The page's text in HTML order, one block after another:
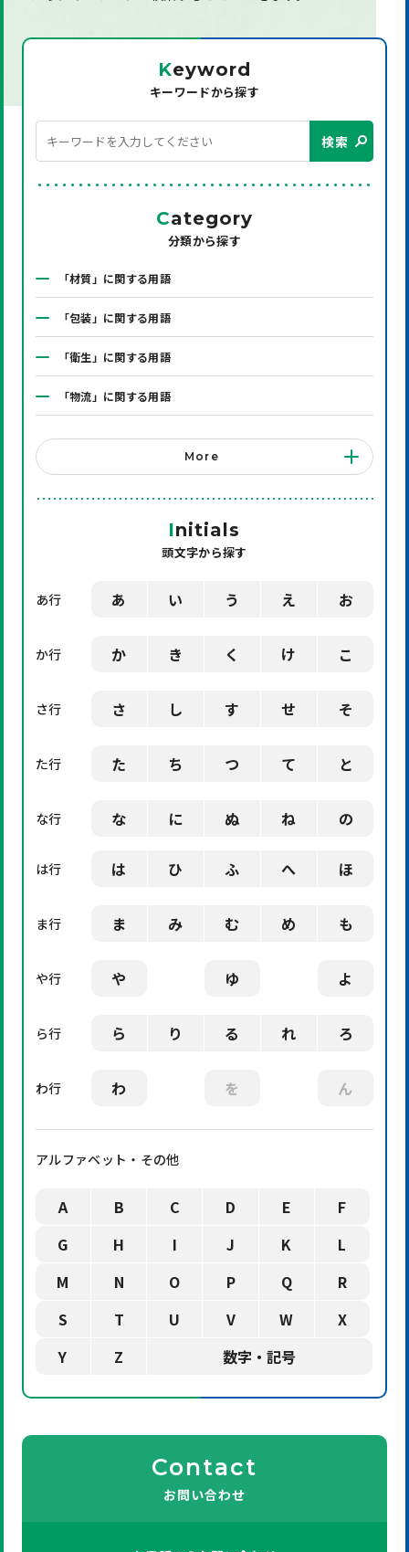
Keyword
キーワードから探す
検索
Category
分類から探す
「材質」に関する用語
「包装」に関する用語
「衛生」に関する用語
「物流」に関する用語
「システム」に関する用語
「店舗備品」に関する用語
「環境」に関する用語
「業界用語」に関する用語
More
Initials
頭文字から探す
あ行 あ い う え お
か行 か き く け こ
さ行 さ し す せ そ
た行 た ち つ て と
な行 な に ぬ ね の
は行 は ひ ふ へ ほ
ま行 ま み む め も
や行 や ゆ よ
ら行 ら り る れ ろ
わ行 わ を ん
アルファベット・その他
A B C D E
F
G
H I J K
L
M
N O P Q
R
S
T U V W
X
Y
Z 数字・記号
Contact
お問い合わせ